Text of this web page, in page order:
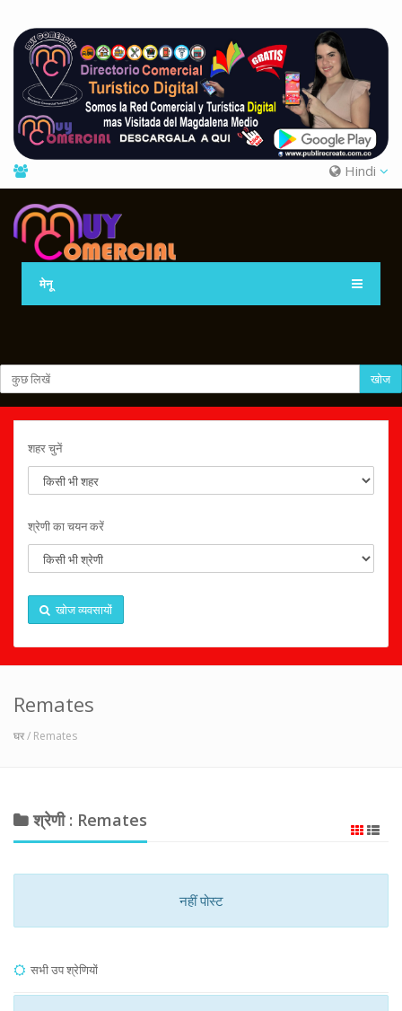
Hindi
मेनू
खोज
शहर चुनें
श्रेणी का चयन करें
खोज व्यवसायों
Remates
घर/ Remates
श्रेणी : Remates
नहीं पोस्ट
सभी उप श्रेणियों